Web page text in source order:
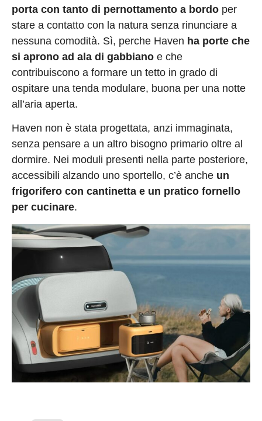
porta con tanto di pernottamento a bordo per
stare a contatto con la natura senza rinunciare a
nessuna comodità. Sì, perche Haven ha porte che
si aprono ad ala di gabbiano e che
contribuiscono a formare un tetto in grado di
ospitare una tenda modulare, buona per una notte
all’aria aperta.
Haven non è stata progettata, anzi immaginata,
senza pensare a un altro bisogno primario oltre al
dormire. Nei moduli presenti nella parte posteriore,
accessibili alzando uno sportello, c’è anche un
frigorifero con cantinetta e un pratico fornello
per cucinare.